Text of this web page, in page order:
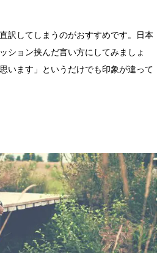
訳してしまうのがおすすめです。日本
ション挟んだ言い方にしてみましょ
います」というだけでも印象が違って